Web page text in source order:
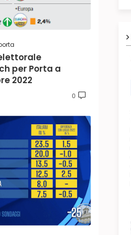
per Porta a
2022
0